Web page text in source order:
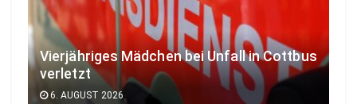
Vierjähriges Mädchen bei Unfall in Cottbus
verletzt
6. AUGUST 2026